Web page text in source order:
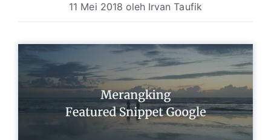
11 Mei 2018 oleh Irvan Taufik